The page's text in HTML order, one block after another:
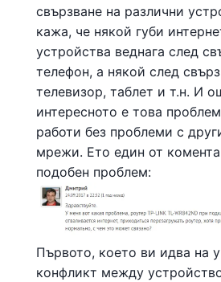
свързване на различни
кажа, че някой губи
устройства веднага след
телефон, а някой след
телевизор, таблет и т.н. И
интересното е това
работи без проблеми с
мрежи. Ето един от
подобен проблем:
Първото, което ви идва на
конфликт между